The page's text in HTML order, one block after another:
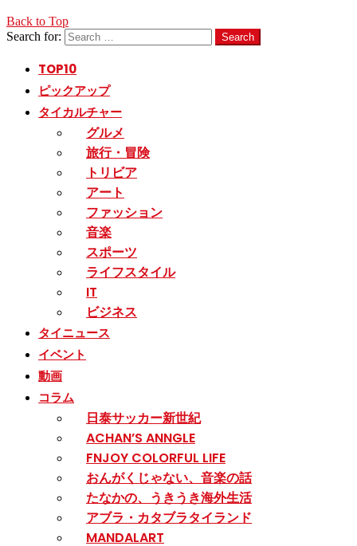
Back to Top
Search for:
Search
TOP10
ピックアップ
タイカルチャー
グルメ
旅行・冒険
トリビア
アート
ファッション
音楽
スポーツ
ライフスタイル
IT
ビジネス
タイニュース
イベント
動画
コラム
日泰サッカー新世紀
ACHAN’S ANNGLE
FNJOY COLORFUL LIFE
おんがくじゃない、音楽の話
たなかの、うきうき海外生活
アブラ・カタブラタイランド
MANDALART